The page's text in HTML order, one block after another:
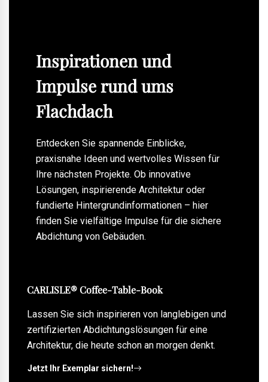
Inspirationen und
Impulse rund ums
Flachdach
Entdecken Sie spannende Einblicke,
praxisnahe Ideen und wertvolles Wissen für
Ihre nächsten Projekte. Ob innovative
Lösungen, inspirierende Architektur oder
fundierte Hintergrundinformationen – hier
finden Sie vielfältige Impulse für die sichere
Abdichtung von Gebäuden.
CARLISLE® Coffee-Table-Book
Lassen Sie sich inspirieren von langlebigen und
zertifizierten Abdichtungslösungen für eine
Architektur, die heute schon an morgen denkt.
Jetzt Ihr Exemplar sichern!